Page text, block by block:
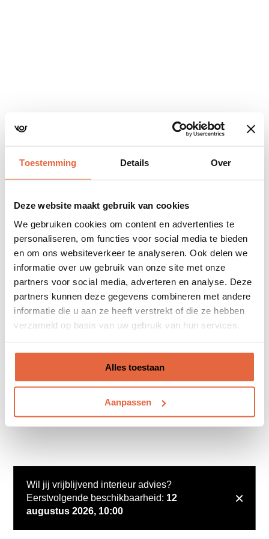
Toestemming Details Over
Deze website maakt gebruik van cookies
We gebruiken cookies om content en advertenties te
personaliseren, om functies voor social media te bieden
en om ons websiteverkeer te analyseren. Ook delen we
informatie over uw gebruik van onze site met onze
partners voor social media, adverteren en analyse. Deze
partners kunnen deze gegevens combineren met andere
informatie die u aan ze heeft verstrekt of die ze hebben
verzameld op basis van uw gebruik van hun services.
Alles toestaan
Aanpassen
Wil jij vrijblijvend interieur advies?
Eerstvolgende beschikbaarheid: 12
augustus 2026, 10:00
×